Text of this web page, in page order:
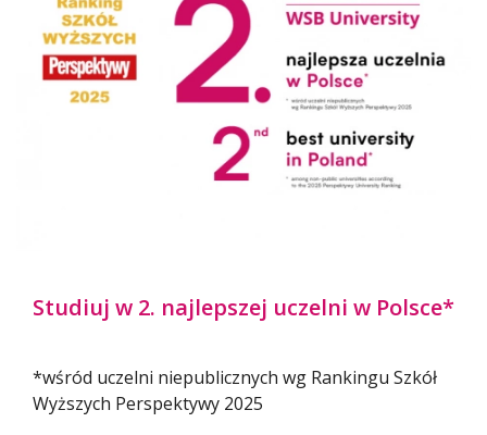
Studiuj w 2. najlepszej uczelni w Polsce*
*wśród uczelni niepublicznych wg Rankingu Szkół
Wyższych Perspektywy 2025